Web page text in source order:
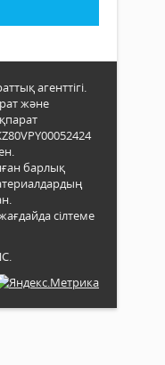
агенттігі.
және
барлық
сілтеме